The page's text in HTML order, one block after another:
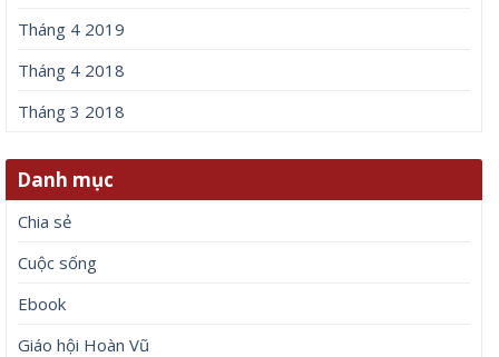
Tháng 4 2019
Tháng 4 2018
Tháng 3 2018
Danh mục
Chia sẻ
Cuộc sống
Ebook
Giáo hội Hoàn Vũ